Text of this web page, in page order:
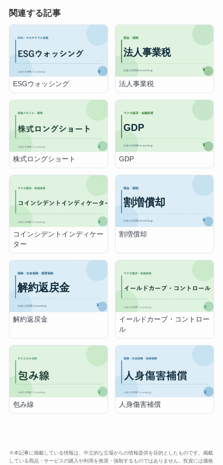
関連する記事
ESGウォッシング 法人事業税
株式ロングショート GDP
コインシデントインディケー
ター
割増償却
解約返戻金
イールドカーブ・コントロー
ル
包み線 人身傷害補償
※本記事に掲載している情報は、中立的な立場からの情報提供を目的としたものです。掲載
している商品・サービスの購入や利用を推奨・強制するものではありません。投資には価格